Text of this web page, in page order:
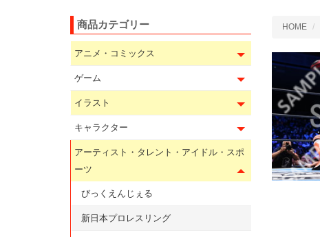
HOME
商品カテゴリー
アニメ・コミックス
ゲーム
イラスト
キャラクター
アーティスト・タレント・アイドル・スポ
ーツ
びっくえんじぇる
新日本プロレスリング